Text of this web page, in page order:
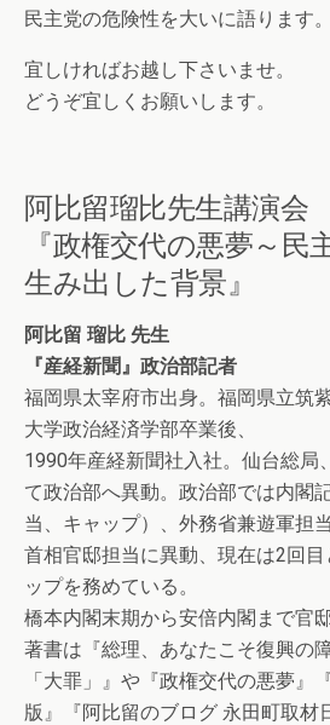
民主党の危険性を大いに語ります。
宜しければお越し下さいませ。
どうぞ宜しくお願いします。
阿比留瑠比先生講演会
『政権交代の悪夢～民
生み出した背景』
阿比留 瑠比 先生
『産経新聞』政治部記者
福岡県太宰府市出身。福岡県立筑
大学政治経済学部卒業後、
1990年産経新聞社入社。仙台総局
て政治部へ異動。政治部では内閣
当、キャップ）、外務省兼遊軍担
首相官邸担当に異動、現在は2回
ップを務めている。
橋本内閣末期から安倍内閣まで官
著書は『総理、あなたこそ復興の
「大罪」』や『政権交代の悪夢』
版』『阿比留のブログ 永田町取材